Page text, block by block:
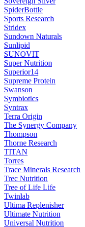
SpiderBottle
Sports Research
Stridex
Sundown Naturals
Sunlipid
SUNOVIT
Super Nutrition
Superior14
Supreme Protein
Swanson
Symbiotics
Syntrax
Terra Origin
The Synergy Company
Thompson
Thorne Research
TITAN
Torres
Trace Minerals Research
Trec Nutrition
Tree of Life Life
Twinlab
Ultima Replenisher
Ultimate Nutrition
Universal Nutrition